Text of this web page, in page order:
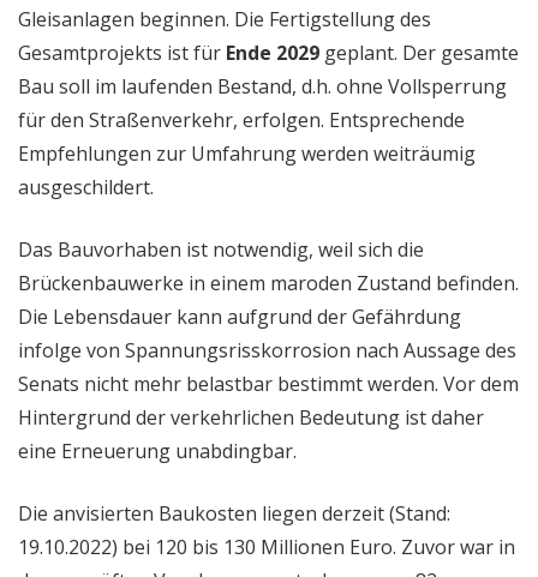
Gleisanlagen beginnen. Die Fertigstellung des
Gesamtprojekts ist für Ende 2029 geplant. Der gesamte
Bau soll im laufenden Bestand, d.h. ohne Vollsperrung
für den Straßenverkehr, erfolgen. Entsprechende
Empfehlungen zur Umfahrung werden weiträumig
ausgeschildert.
Das Bauvorhaben ist notwendig, weil sich die
Brückenbauwerke in einem maroden Zustand befinden.
Die Lebensdauer kann aufgrund der Gefährdung
infolge von Spannungsrisskorrosion nach Aussage des
Senats nicht mehr belastbar bestimmt werden. Vor dem
Hintergrund der verkehrlichen Bedeutung ist daher
eine Erneuerung unabdingbar.
Die anvisierten Baukosten liegen derzeit (Stand:
19.10.2022) bei 120 bis 130 Millionen Euro. Zuvor war in